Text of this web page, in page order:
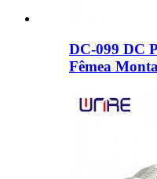
DC-099 DC
Fêmea